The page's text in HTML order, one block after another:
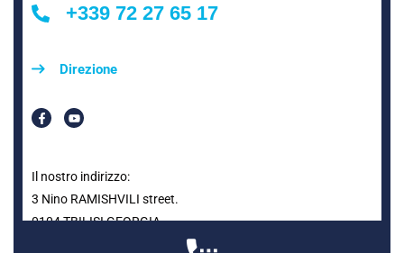
+339 72 27 65 17
Direzione
Il nostro indirizzo:
3 Nino RAMISHVILI street.
0104 TBILISI GEORGIA